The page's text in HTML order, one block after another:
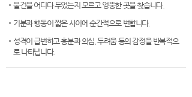
물건을 어디다 두었는지 모르고 엉뚱한 곳을 찾습니다.
기분과 행동이 짧은 사이에 순간적으로 변합니다.
성격이 급변하고 흥분과 의심, 두려움 등의 감정을 반복적으
로 나타냅니다.